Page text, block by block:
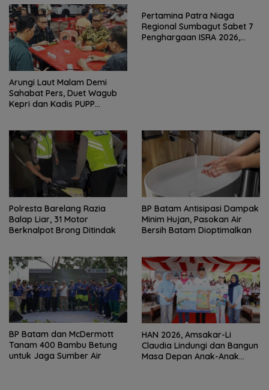
Arungi Laut Malam Demi
Sahabat Pers, Duet Wagub
Kepri dan Kadis PUPP
Pertamina Patra Niaga
Regional Sumbagut Sabet 7
Penghargaan ISRA 2026,
Polresta Barelang Razia
Balap Liar, 31 Motor
Berknalpot Brong Ditindak
BP Batam Antisipasi Dampak
Minim Hujan, Pasokan Air
Bersih Batam Dioptimalkan
BP Batam dan McDermott
Tanam 400 Bambu Betung
untuk Jaga Sumber Air
HAN 2026, Amsakar-Li
Claudia Lindungi dan Bangun
Masa Depan Anak-Anak